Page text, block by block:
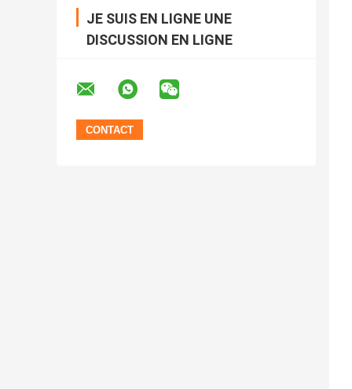
JE SUIS EN LIGNE UNE
DISCUSSION EN LIGNE